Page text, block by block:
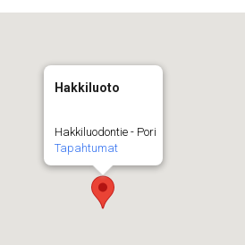
Hakkiluoto
Hakkiluodontie - Pori
Tapahtumat